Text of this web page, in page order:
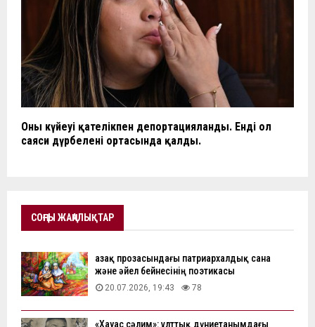
Оның күйеуі қателікпен депортацияланды. Енді ол
саяси дүрбелеңнің ортасында қалды.
СОҢҒЫ ЖАҢАЛЫҚТАР
Қазақ прозасындағы патриархалдық сана
және әйел бейнесінің поэтикасы
20.07.2026, 19:43 78
«Хауас сәлим»: ұлттық дүниетанымдағы